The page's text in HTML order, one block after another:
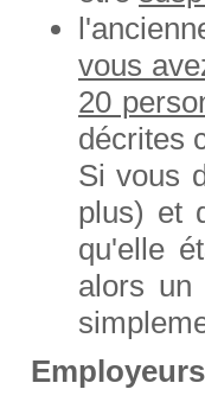
vous
20
décrites
Si vous
plus) et
qu'elle
alors